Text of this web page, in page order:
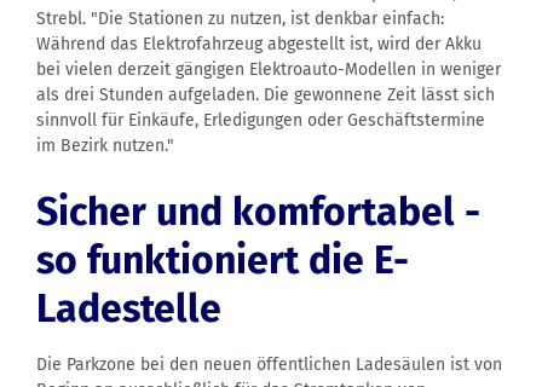
Strebl. "Die Stationen zu nutzen, ist denkbar einfach:
Während das Elektrofahrzeug abgestellt ist, wird der Akku
bei vielen derzeit gängigen Elektroauto-Modellen in weniger
als drei Stunden aufgeladen. Die gewonnene Zeit lässt sich
sinnvoll für Einkäufe, Erledigungen oder Geschäftstermine
im Bezirk nutzen."
Sicher und komfortabel -
so funktioniert die E-
Ladestelle
Die Parkzone bei den neuen öffentlichen Ladesäulen ist von